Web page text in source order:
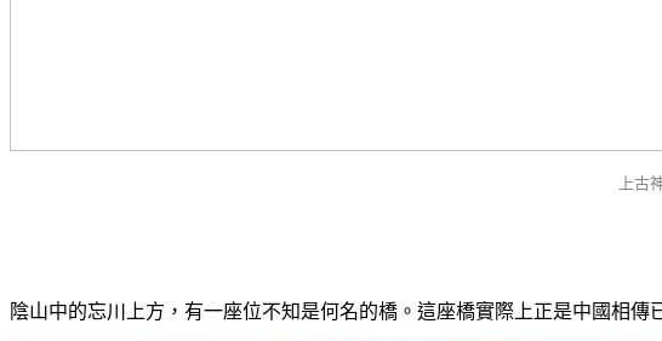
上古
陰山中的忘川上方，有一座位不知是何名的橋。這座橋實際上正是中國相